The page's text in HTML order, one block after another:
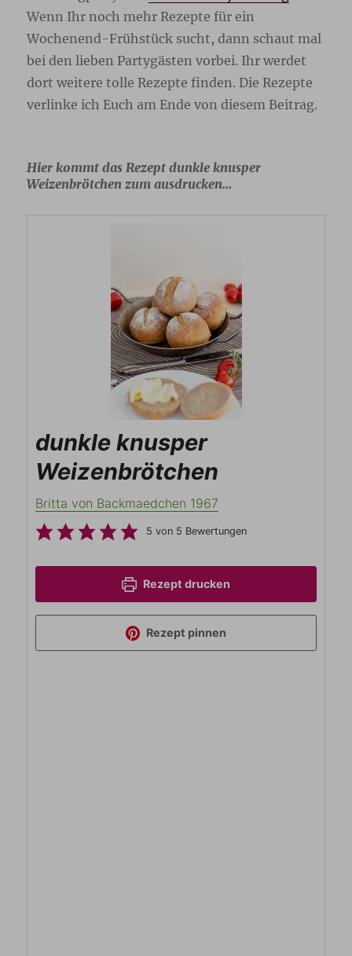
Wenn Ihr noch mehr Rezepte für ein
Wochenend-Frühstück sucht, dann schaut mal
bei den lieben Partygästen vorbei. Ihr werdet
dort weitere tolle Rezepte finden. Die Rezepte
verlinke ich Euch am Ende von diesem Beitrag.
Hier kommt das Rezept dunkle knusper
Weizenbrötchen zum ausdrucken…
dunkle knusper
Weizenbrötchen
Britta von Backmaedchen 1967
5 von 5 Bewertungen
Rezept drucken
Rezept pinnen